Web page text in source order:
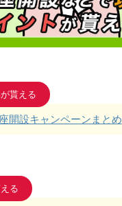
貰える
開設キャンペーンまとめ
る